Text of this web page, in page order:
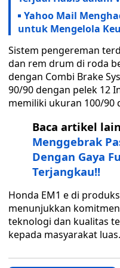
Yahoo Mail
untuk Mengelola
Sistem pengereman
dan rem drum di roda
dengan Combi Brake
90/90 dengan pelek 12
memiliki ukuran 100/90
Baca artikel
Menggebrak
Dengan Gaya
Terjangkau!!
Honda EM1 e di
menunjukkan
teknologi dan kualitas
kepada masyarakat luas.